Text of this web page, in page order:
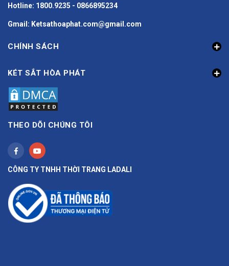
Hotline: 1800.9235 - 0866895234
Gmail: Ketsathoaphat.com@gmail.com
CHÍNH SÁCH
KÉT SẮT HÒA PHÁT
THEO DÕI CHÚNG TÔI
CÔNG TY TNHH THỜI TRANG LADALI